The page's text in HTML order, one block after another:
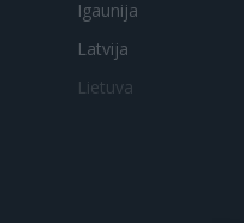
Igaunija
Latvija
Lietuva